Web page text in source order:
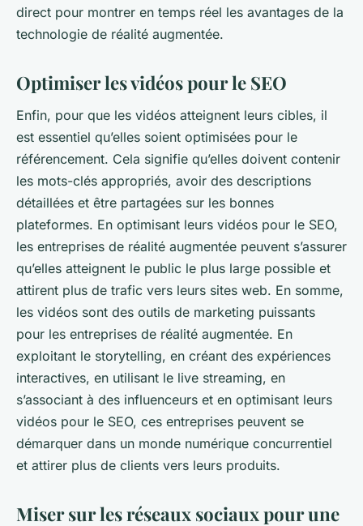
direct pour montrer en temps réel les avantages de la
technologie de réalité augmentée.
Optimiser les vidéos pour le SEO
Enfin, pour que les vidéos atteignent leurs cibles, il
est essentiel qu’elles soient optimisées pour le
référencement. Cela signifie qu’elles doivent contenir
les mots-clés appropriés, avoir des descriptions
détaillées et être partagées sur les bonnes
plateformes. En optimisant leurs vidéos pour le SEO,
les entreprises de réalité augmentée peuvent s’assurer
qu’elles atteignent le public le plus large possible et
attirent plus de trafic vers leurs sites web. En somme,
les vidéos sont des outils de marketing puissants
pour les entreprises de réalité augmentée. En
exploitant le storytelling, en créant des expériences
interactives, en utilisant le live streaming, en
s’associant à des influenceurs et en optimisant leurs
vidéos pour le SEO, ces entreprises peuvent se
démarquer dans un monde numérique concurrentiel
et attirer plus de clients vers leurs produits.
Miser sur les réseaux sociaux pour une